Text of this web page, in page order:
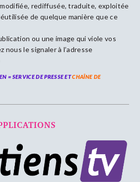
rediffusée, traduite, exploitée
de quelque manière que ce
ou une image qui viole vos
nous le signaler à l’adresse
= SERVICE DE PRESSE ETCHAÎNE DE